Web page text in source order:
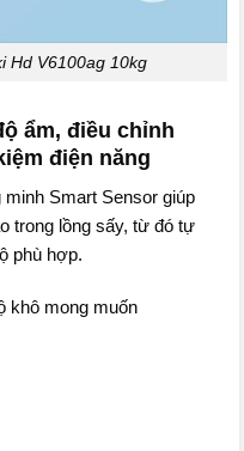
Hd V6100ag 10kg
ẩm, điều chỉnh
điện năng
Smart Sensor giúp
trong lồng sấy, từ đó tự
phù hợp.
khô mong muốn